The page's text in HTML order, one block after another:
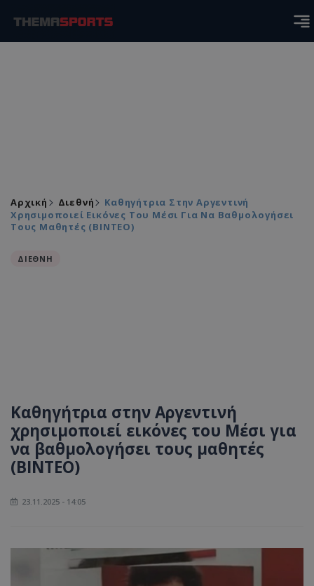
Αρχική Διεθνή
Καθηγήτρια Στην Αργεντινή
Χρησιμοποιεί Εικόνες Του Μέσι Για Να Βαθμολογήσει
Τους Μαθητές (BINTEO)
ΔΙΕΘΝΗ
Καθηγήτρια στην Αργεντινή
χρησιμοποιεί εικόνες του Μέσι για
να βαθμολογήσει τους μαθητές
(BINTEO)
23.11.2025 - 14:05